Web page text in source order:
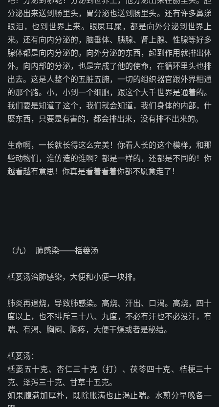
分泌出来送到肠里头，胃分泌也送到肠里头。还有许多鼻涕
眼泪，也到世界上来。眼屎耳屎，都是向外分泌到世界上
来。还有向内分泌的，脑垂体、胰腺、肾上腺、性腺等好多
腺体都是向内分泌的。向外分泌的东西，起到作用就排出体
外。向内部的分泌，也是完成了他的使命，在循环里头也排
出去。这是人整个的五脏五腑，一切的组织器官跟外界相通
的那个路。小，小到一个细胞，跟这个大千世界是通着的。
我们要是知道了这个，我们就会知道，我们身体的内部，什
麽东西，只要是有害的，都会排出来，没有排不出来的。
生命啊，一长就长得这么完美！你看人长的这个模样，和那
些动物们，谁仿造的谁啊？都是一样的，还都是不同的！你
越看越有意思！你真是看着看着你都不愿意走了！
（九） 肺感染——栝蒌汤
栝蒌汤治肺感染，大便和小便一块排。
肺炎再退烧，导致肺感染。高烧、汗出、口渴。高烧，四十
度以上，也不排斥三十八、九度，不必有汗也不必没汗，有
喘、有渴、胸闷、胸疼，大便干燥或者是秘结。
栝蒌汤：
栝蒌五十克、杏仁三十克（打）、茯苓四十克、桔梗三十
克、泽泻三十克、甘草十五克。
如果腹满加厚朴，既除胀满也止渴止喘。水煎分早晚各一